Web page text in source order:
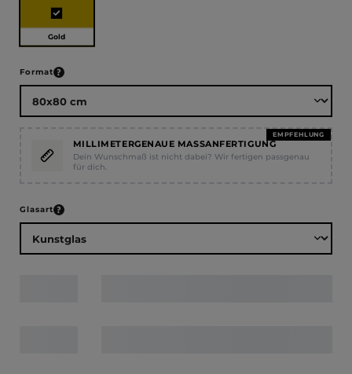
Gold
Formatauswählen
EMPFEHLUNG
MILLIMETERGENAUE MASSANFERTIGUNG
Dein Wunschmaß ist nicht dabei? Wir fertigen passgenau
für dich.
Glasartauswählen